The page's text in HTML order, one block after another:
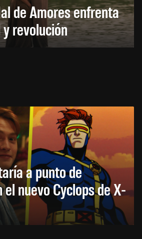
de Amores enfrenta
revolución
a punto de
nuevo Cyclops de X-